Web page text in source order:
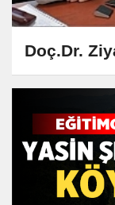
Doç.Dr.